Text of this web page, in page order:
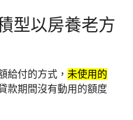
型以房養老方
給付的方式， 未使用的
款期間沒有動用的額度